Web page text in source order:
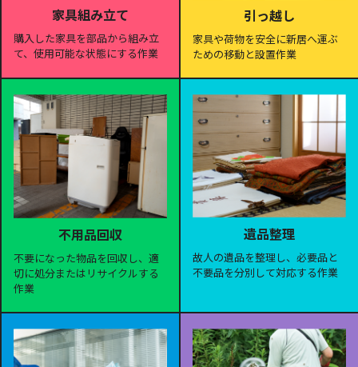
家具組み立て
購入した家具を部品から組み立
て、使用可能な状態にする作業
引っ越し
家具や荷物を安全に新居へ運ぶ
ための移動と設置作業
不用品回収
不要になった物品を回収し、適
切に処分またはリサイクルする
作業
遺品整理
故人の遺品を整理し、必要品と
不要品を分別して対応する作業